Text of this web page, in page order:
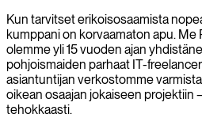
Kun tarvitset erikoisosaamista
kumppani on korvaamaton apu. Me
olemme yli 15 vuoden ajan
pohjoismaiden parhaat IT-
asiantuntijan verkostomme
oikean osaajan jokaiseen projektiin
tehokkaasti.